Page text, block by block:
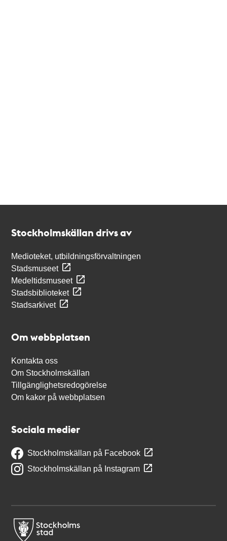
Stockholmskällan drivs av
Medioteket, utbildningsförvaltningen
Stadsmuseet
Medeltidsmuseet
Stadsbiblioteket
Stadsarkivet
Om webbplatsen
Kontakta oss
Om Stockholmskällan
Tillgänglighetsredogörelse
Om kakor på webbplatsen
Sociala medier
Stockholmskällan på Facebook
Stockholmskällan på Instagram